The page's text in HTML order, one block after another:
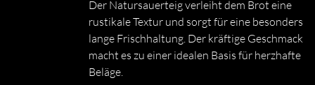
Der Natursauerteig verleiht dem Brot eine
rustikale Textur und sorgt für eine besonders
lange Frischhaltung. Der kräftige Geschmack
macht es zu einer idealen Basis für herzhafte
Beläge.